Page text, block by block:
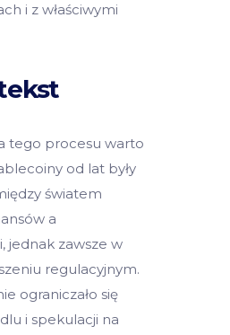
i z właściwymi
tego procesu warto
od lat były
światem
a
jednak zawsze w
regulacyjnym.
ograniczało się
i spekulacji na